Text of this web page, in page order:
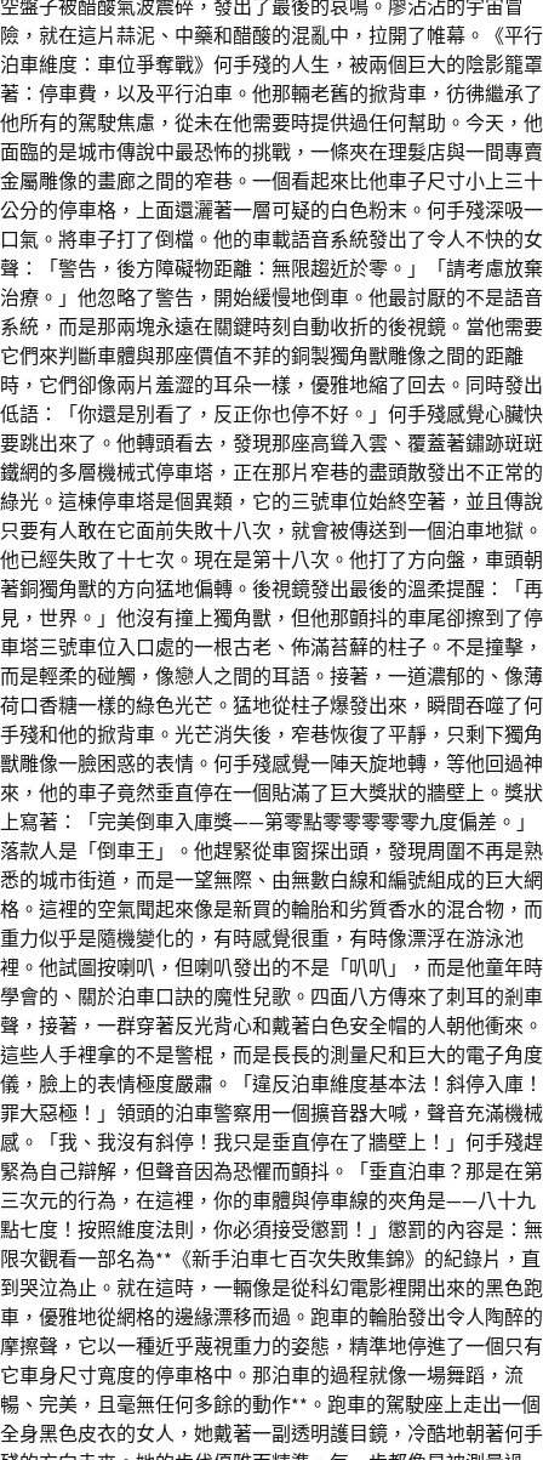
空盤子被醋酸氣波震碎，發出了最後的哀鳴。廖沾沾的宇宙冒
險，就在這片蒜泥、中藥和醋酸的混亂中，拉開了帷幕。《平行
泊車維度：車位爭奪戰》何手殘的人生，被兩個巨大的陰影籠罩
著：停車費，以及平行泊車。他那輛老舊的掀背車，彷彿繼承了
他所有的駕駛焦慮，從未在他需要時提供過任何幫助。今天，他
面臨的是城市傳說中最恐怖的挑戰，一條夾在理髮店與一間專賣
金屬雕像的畫廊之間的窄巷。一個看起來比他車子尺寸小上三十
公分的停車格，上面還灑著一層可疑的白色粉末。何手殘深吸一
口氣。將車子打了倒檔。他的車載語音系統發出了令人不快的女
聲：「警告，後方障礙物距離：無限趨近於零。」「請考慮放棄
治療。」他忽略了警告，開始緩慢地倒車。他最討厭的不是語音
系統，而是那兩塊永遠在關鍵時刻自動收折的後視鏡。當他需要
它們來判斷車體與那座價值不菲的銅製獨角獸雕像之間的距離
時，它們卻像兩片羞澀的耳朵一樣，優雅地縮了回去。同時發出
低語：「你還是別看了，反正你也停不好。」何手殘感覺心臟快
要跳出來了。他轉頭看去，發現那座高聳入雲、覆蓋著鏽跡斑斑
鐵網的多層機械式停車塔，正在那片窄巷的盡頭散發出不正常的
綠光。這棟停車塔是個異類，它的三號車位始終空著，並且傳說
只要有人敢在它面前失敗十八次，就會被傳送到一個泊車地獄。
他已經失敗了十七次。現在是第十八次。他打了方向盤，車頭朝
著銅獨角獸的方向猛地偏轉。後視鏡發出最後的溫柔提醒：「再
見，世界。」他沒有撞上獨角獸，但他那顫抖的車尾卻擦到了停
車塔三號車位入口處的一根古老、佈滿苔蘚的柱子。不是撞擊，
而是輕柔的碰觸，像戀人之間的耳語。接著，一道濃郁的、像薄
荷口香糖一樣的綠色光芒。猛地從柱子爆發出來，瞬間吞噬了何
手殘和他的掀背車。光芒消失後，窄巷恢復了平靜，只剩下獨角
獸雕像一臉困惑的表情。何手殘感覺一陣天旋地轉，等他回過神
來，他的車子竟然垂直停在一個貼滿了巨大獎狀的牆壁上。獎狀
上寫著：「完美倒車入庫獎——第零點零零零零零九度偏差。」
落款人是「倒車王」。他趕緊從車窗探出頭，發現周圍不再是熟
悉的城市街道，而是一望無際、由無數白線和編號組成的巨大網
格。這裡的空氣聞起來像是新買的輪胎和劣質香水的混合物，而
重力似乎是隨機變化的，有時感覺很重，有時像漂浮在游泳池
裡。他試圖按喇叭，但喇叭發出的不是「叭叭」，而是他童年時
學會的、關於泊車口訣的魔性兒歌。四面八方傳來了刺耳的剎車
聲，接著，一群穿著反光背心和戴著白色安全帽的人朝他衝來。
這些人手裡拿的不是警棍，而是長長的測量尺和巨大的電子角度
儀，臉上的表情極度嚴肅。「違反泊車維度基本法！斜停入庫！
罪大惡極！」領頭的泊車警察用一個擴音器大喊，聲音充滿機械
感。「我、我沒有斜停！我只是垂直停在了牆壁上！」何手殘趕
緊為自己辯解，但聲音因為恐懼而顫抖。「垂直泊車？那是在第
三次元的行為，在這裡，你的車體與停車線的夾角是——八十九
點七度！按照維度法則，你必須接受懲罰！」懲罰的內容是：無
限次觀看一部名為**《新手泊車七百次失敗集錦》的紀錄片，直
到哭泣為止。就在這時，一輛像是從科幻電影裡開出來的黑色跑
車，優雅地從網格的邊緣漂移而過。跑車的輪胎發出令人陶醉的
摩擦聲，它以一種近乎蔑視重力的姿態，精準地停進了一個只有
它車身尺寸寬度的停車格中。那泊車的過程就像一場舞蹈，流
暢、完美，且毫無任何多餘的動作**。跑車的駕駛座上走出一個
全身黑色皮衣的女人，她戴著一副透明護目鏡，冷酷地朝著何手